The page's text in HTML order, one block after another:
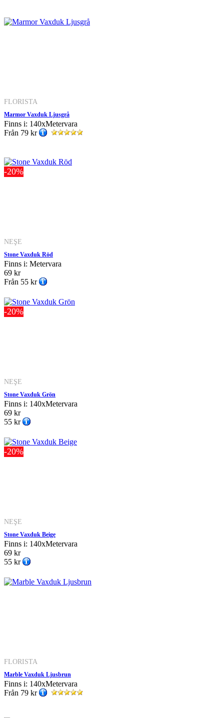
FLORISTA
Marmor Vaxduk Ljusgrå
Finns i: 140xMetervara
Från 79 kr
-20%
NEŞE
Stone Vaxduk Röd
Finns i: Metervara
69 kr
Från 55 kr
-20%
NEŞE
Stone Vaxduk Grön
Finns i: 140xMetervara
69 kr
55 kr
-20%
NEŞE
Stone Vaxduk Beige
Finns i: 140xMetervara
69 kr
55 kr
FLORISTA
Marble Vaxduk Ljusbrun
Finns i: 140xMetervara
Från 79 kr